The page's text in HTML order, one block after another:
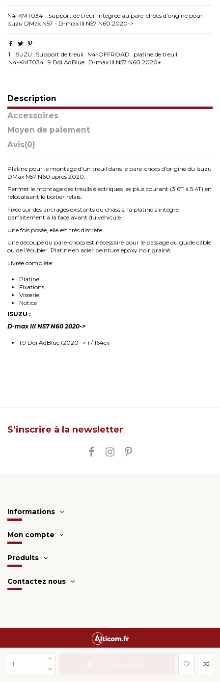
N4-KMT034 - Support de treuil intégrée au pare-chocs d'origine pour
Isuzu DMax N57 - D-max III N57 N60 2020->
1 ISUZU Support de treuil N4-OFFROAD
platine de treuil
N4-KMT034 9 Ddi AdBlue D-max III N57 N60 2020+
Description
Accessoires
Moyen de paiement
Avis(0)
Platine pour le montage d'un treuil dans le pare-chocs d'origine du Isuzu
DMax N57 N60 après 2020.
Permet le montage des treuils électriques les plus courant (3.6T à 5.4T) en
relocalisant le boitier relais.
Fixée sur des ancrages existants du châssis, la platine s'intègre
parfaitement à la face avant du véhicule.
Une fois posée, elle est très discrète.
Une découpe du pare-chocs est nécessaire pour le passage du guide câble
ou de l'écubier. Platine en acier peinture epoxy noir grainé.
Livrée complète:
Platine
Fixations
Visserie
Notice
ISUZU :
D-max III N57 N60 2020->
1,9 Ddi AdBlue (2020 -> ) / 164cv
S’inscrire à la newsletter
Informations
Mon compte
Produits
Contactez nous